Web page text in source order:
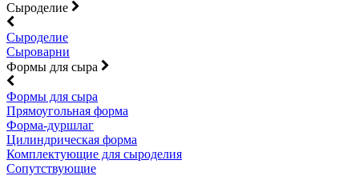
Сыроделие
Сыроделие
Сыроварни
Формы для сыра
Формы для сыра
Прямоугольная форма
Форма-дуршлаг
Цилиндрическая форма
Комплектующие для сыроделия
Сопутствующие